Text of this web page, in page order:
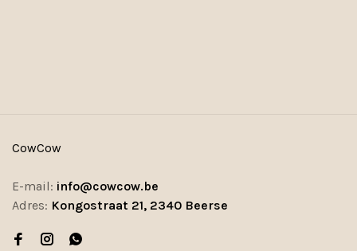
CowCow
E-mail: info@cowcow.be
Adres: Kongostraat 21, 2340 Beerse